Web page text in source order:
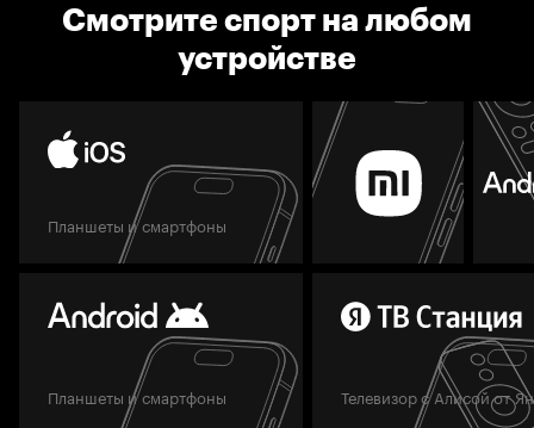
Смотрите спорт на любом
устройстве
Планшеты и смартфоны
Планшеты и смартфоны Телевизор с Алисой от